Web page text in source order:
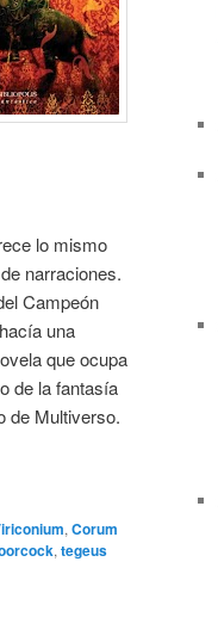
lo mismo
narraciones.
Campeón
una
que ocupa
de la fantasía
de Multiverso.
, Corum
, tegeus